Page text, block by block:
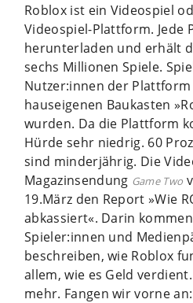
Roblox ist ein Videospiel
Videospiel-Plattform. Jede
herunterladen und erhält
sechs Millionen Spiele.
Nutzer:innen der
hauseigenen Baukasten
wurden. Da die Plattform
Hürde sehr niedrig. 60
sind minderjährig. Die
Magazinsendung Game Two
19.März den Report »Wie
abkassiert«. Darin
Spieler:innen und
beschreiben, wie Roblox
allem, wie es Geld
mehr. Fangen wir vorne an: